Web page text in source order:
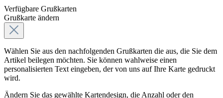
Verfügbare Grußkarten
Grußkarte ändern
Wählen Sie aus den nachfolgenden Grußkarten die aus, die Sie dem
Artikel beilegen möchten. Sie können wahlweise einen
personalisierten Text eingeben, der von uns auf Ihre Karte gedruckt
wird.
Ändern Sie das gewählte Kartendesign, die Anzahl oder den